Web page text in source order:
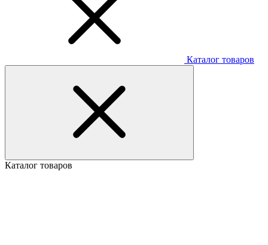
Каталог товаров
Каталог товаров